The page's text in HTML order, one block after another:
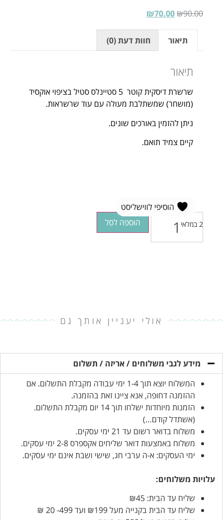
₪90.00
₪70.00
תיאור חוות דעת (0)
תיאור
שרשרת דיסקית קוטר 5 סטיינלס סטיל בציפוי אוקסיד
(מושחר) שמשתלבת מעולה עם עוד שרשראות.
ניתן להזמין באורכים שונים.
קיים צמיד תואם.
2 במלאי הוספה לסל
הוסיפי לווישליסט
אולי יעניין אותך גם
מידע לגבי משלוחים / אריזה / תשלום
המשלוח יוצא תוך 1-4 ימי עבודה מקבלת התשלום. אם
ההזמנה דחופה, אנא ציינו זאת בהזמנה.
הזמנות מיוחדות ישלחו תוך 14 יום מקבלת התשלום.
(אשתדל קודם…)
משלוח בדואר רשום עד 21 ימי עסקים.
משלוח באמצעות דואר שליחים אקספרס 2-8 ימי עסקים.
ימי העסקים: א-ה ערבי חג, שישי ושבת אינם ימי עסקים.
עלויות משלוחים:
שליח עד הבית: ₪45
שליח עד הבית בקנייה מעל ₪199 ועד 499- 20 ₪